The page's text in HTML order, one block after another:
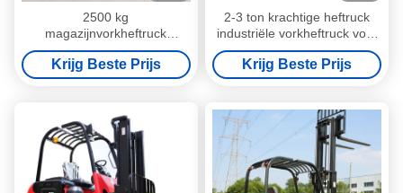
2500 kg
magazijnvorkheftruck
stuurbekrachtiging zware
vorkheftrucks
Krijg Beste Prijs
2-3 ton krachtige heftruck
industriële vorkheftruck voor
logistiek
Krijg Beste Prijs